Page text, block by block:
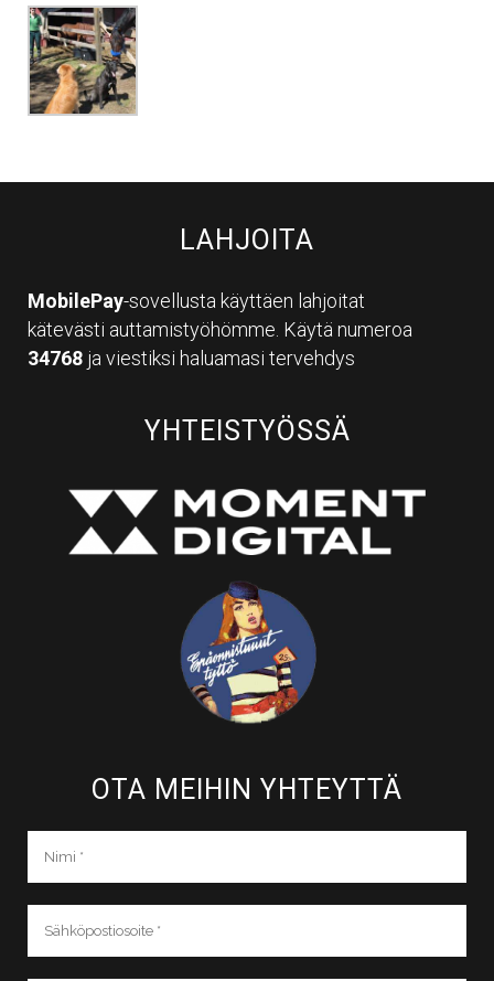
LAHJOITA
MobilePay-sovellusta käyttäen lahjoitat
kätevästi auttamistyöhömme. Käytä numeroa
34768 ja viestiksi haluamasi tervehdys
YHTEISTYÖSSÄ
OTA MEIHIN YHTEYTTÄ​